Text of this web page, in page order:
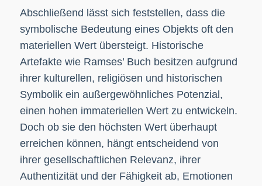
Abschließend lässt sich feststellen, dass die
symbolische Bedeutung eines Objekts oft den
materiellen Wert übersteigt. Historische
Artefakte wie Ramses’ Buch besitzen aufgrund
ihrer kulturellen, religiösen und historischen
Symbolik ein außergewöhnliches Potenzial,
einen hohen immateriellen Wert zu entwickeln.
Doch ob sie den höchsten Wert überhaupt
erreichen können, hängt entscheidend von
ihrer gesellschaftlichen Relevanz, ihrer
Authentizität und der Fähigkeit ab, Emotionen